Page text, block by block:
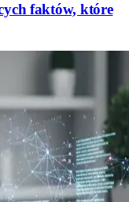
faktów, które